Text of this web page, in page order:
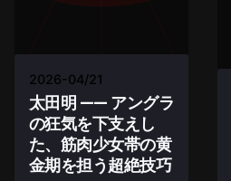
2026-04/21
太田明 —— アングラ
の狂気を下支えし
た、筋肉少女帯の黄
金期を担う超絶技巧